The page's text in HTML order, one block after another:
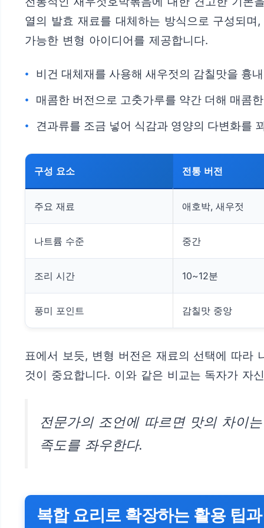
열의 발효 재료를 대체하는 방식으로 구성되
가능한 변형 아이디어를 제공합니다.
비건 대체재를 사용해 새우젓의 감칠맛을 흉
매콤한 버전으로 고춧가루를 약간 더해 매콤
견과류를 조금 넣어 식감과 영양의 다변화를
구성 요소 전통 버전
주요 재료 애호박, 새우젓
나트륨 수준 중간
조리 시간 10~12분
풍미 포인트 감칠맛 중앙
표에서 보듯, 변형 버전은 재료의 선택에 따라
것이 중요합니다. 이와 같은 비교는 독자가 자
전문가의 조언에 따르면 맛의 차이
족도를 좌우한다.
복합 요리로 확장하는 활용 팁